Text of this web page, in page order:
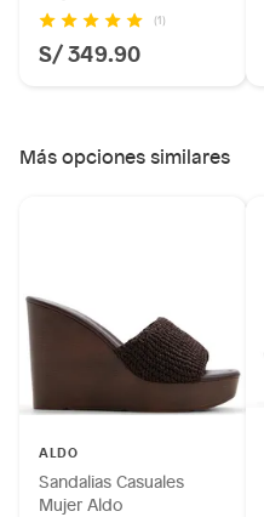
(1)
S/ 349.90
Más opciones similares
ALDO
Sandalias Casuales
Mujer Aldo